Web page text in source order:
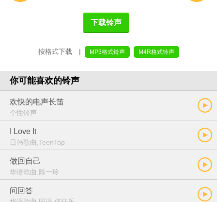
下载铃声
按格式下载 | MP3格式铃声 M4R格式铃声
你可能喜欢的铃声
欢快的电声长笛
个性铃声
I Love It
日韩歌曲,TeenTop
做回自己
华语歌曲,陈一玲
问回答